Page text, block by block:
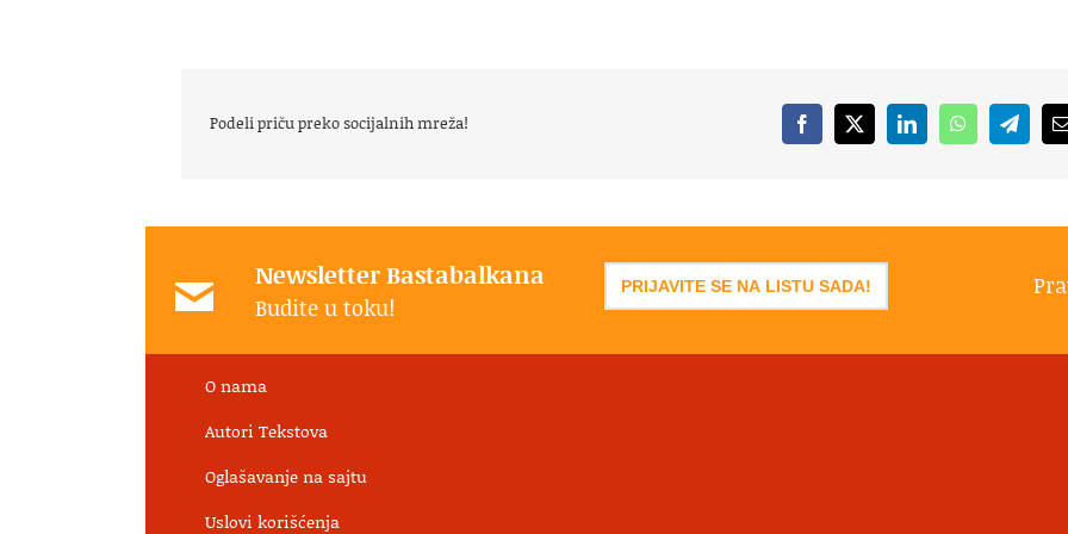
Podeli priču preko socijalnih mreža! Facebook
X LinkedInWhatsApp
Newsletter Bastabalkana
Budite u toku!
PRIJAVITE SE NA LISTU SADA!
O nama
Autori Tekstova
Oglašavanje na sajtu
Uslovi korišćenja